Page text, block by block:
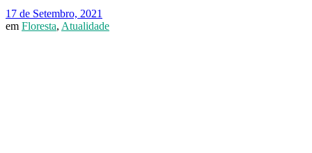
17 de Setembro, 2021
em Floresta, Atualidade